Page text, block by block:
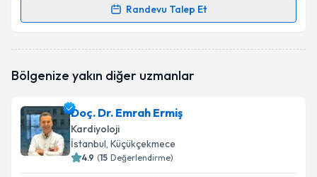
Randevu Talep Et
Randevu Takvimi Talebi
oluşturun. Size bu uzmandan randevu almanız için bir
E-posta Adresiniz
Bölgenize yakın diğer uzmanlar
Doç. Dr. Emrah Ermiş
Kardiyoloji
İstanbul, Küçükçekmece
4.9 (15 Değerlendirme)